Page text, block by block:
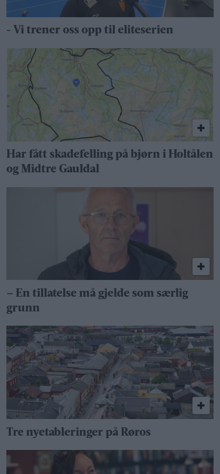
- Vi trener oss opp til eliteserien
Har fått skadefelling på bjørn i Holtålen
og Midtre Gauldal
– En tillatelse må gjelde som særlig
grunn
Tre nyetableringer på Røros